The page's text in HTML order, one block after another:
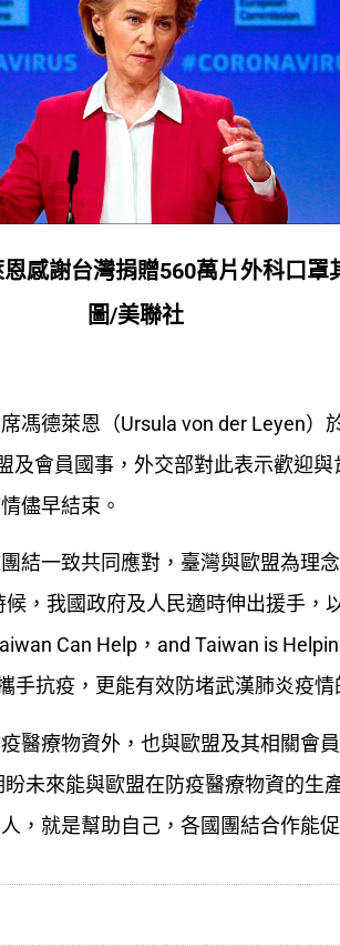
感謝台灣捐贈560萬片外科口
圖/美聯社
馮德萊恩（Ursula von der Leyen）
及會員國事，外交部對此表示歡迎
儘早結束。
結一致共同應對，臺灣與歐盟為理
，我國政府及人民適時伸出援手，
Can Help，and Taiwan is
手抗疫，更能有效防堵武漢肺炎疫情
醫療物資外，也與歐盟及其相關會
未來能與歐盟在防疫醫療物資的生
，就是幫助自己，各國團結合作能